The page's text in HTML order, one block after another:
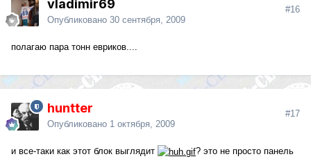
vladimir69
Опубликовано 30 сентября, 2009
#16
полагаю пара тонн евриков....
huntter
Опубликовано 1 октября, 2009
#17
и все-таки как этот блок выглядит
? это не просто панель